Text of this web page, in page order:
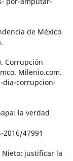
de México
Corrupción
Milenio.com.
dia-corrupcion-
la verdad
47991
Nieto: justificar la